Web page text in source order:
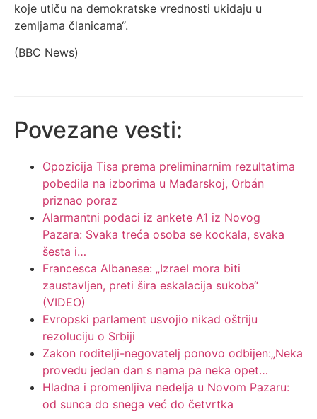
koje utiču na demokratske vrednosti ukidaju u
zemljama članicama“.
(BBC News)
Povezane vesti:
Opozicija Tisa prema preliminarnim rezultatima
pobedila na izborima u Mađarskoj, Orbán
priznao poraz
Alarmantni podaci iz ankete A1 iz Novog
Pazara: Svaka treća osoba se kockala, svaka
šesta i…
Francesca Albanese: „Izrael mora biti
zaustavljen, preti šira eskalacija sukoba“
(VIDEO)
Evropski parlament usvojio nikad oštriju
rezoluciju o Srbiji
Zakon roditelji-negovatelj ponovo odbijen:„Neka
provedu jedan dan s nama pa neka opet…
Hladna i promenljiva nedelja u Novom Pazaru:
od sunca do snega već do četvrtka